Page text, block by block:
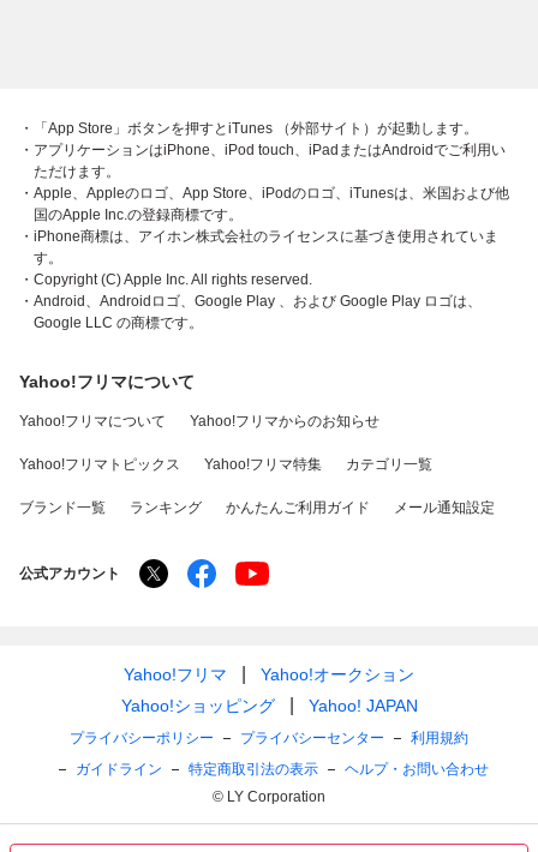
・「App Store」ボタンを押すとiTunes （外部サイト）が起動します。
・アプリケーションはiPhone、iPod touch、iPadまたはAndroidでご利用い
ただけます。
・Apple、Appleのロゴ、App Store、iPodのロゴ、iTunesは、米国および他
国のApple Inc.の登録商標です。
・iPhone商標は、アイホン株式会社のライセンスに基づき使用されていま
す。
・Copyright (C) Apple Inc. All rights reserved.
・Android、Androidロゴ、Google Play 、および Google Play ロゴは、
Google LLC の商標です。
Yahoo!フリマについて
Yahoo!フリマについて Yahoo!フリマからのお知らせ
Yahoo!フリマトピックス Yahoo!フリマ特集 カテゴリ一覧
ブランド一覧 ランキング かんたんご利用ガイド メール通知設定
公式アカウント
Yahoo!フリマ
Yahoo!オークション
Yahoo!ショッピング
Yahoo! JAPAN
プライバシーポリシー プライバシーセンター
利用規約
ガイドライン
特定商取引法の表示
ヘルプ・お問い合わせ
© LY Corporation